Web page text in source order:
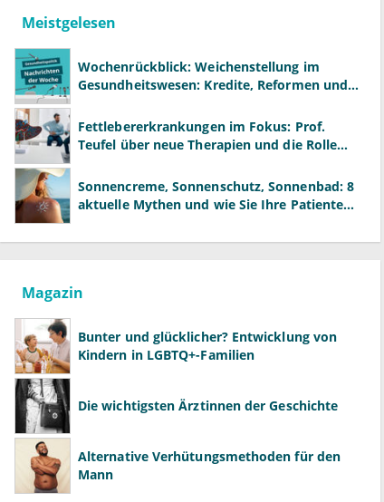
Meistgelesen
Wochenrückblick: Weichenstellung im
Gesundheitswesen: Kredite, Reformen und
Fettlebererkrankungen im Fokus: Prof.
Teufel über neue Therapien und die Rolle
Sonnencreme, Sonnenschutz, Sonnenbad: 8
aktuelle Mythen und wie Sie Ihre Patienten
Magazin
Bunter und glücklicher? Entwicklung von
Kindern in LGBTQ+-Familien
Die wichtigsten Ärztinnen der Geschichte
Alternative Verhütungsmethoden für den
Mann